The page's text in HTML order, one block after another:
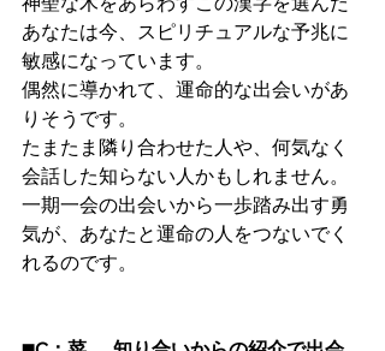
あなたは今、スピリチュアルな予兆に
敏感になっています。
偶然に導かれて、運命的な出会いがあ
りそうです。
たまたま隣り合わせた人や、何気なく
会話した知らない人かもしれません。
一期一会の出会いから一歩踏み出す勇
気が、あなたと運命の人をつないでく
れるのです。